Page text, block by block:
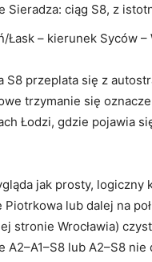
ciąg S8, z
Łask – kierunek Syców
S8 przeplata się z
trzymanie się
Łodzi, gdzie pojawia
jak prosty,
lub dalej na
stronie Wrocławia)
A2–A1–S8 lub A2–S8